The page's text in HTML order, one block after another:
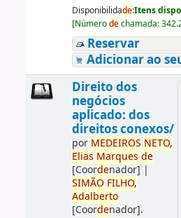
Disponibilidade:Itens
[Númerodechamada:
Reservar
Adicionar ao
Direito dos
negócios
aplicado: dos
direitos conexos/
por MEDEIROS NETO,
Elias Marques de
[Coordenador] |
SIMÃO FILHO,
Adalberto
[Coordenador].